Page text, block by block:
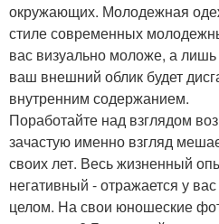
окружающих. Молодежная
стиле современных
вас визуально моложе, а лишь
ваш внешний облик будет
внутренним содержанием.
Поработайте над взглядом
зачастую именно взгляд
своих лет. Весь жизненный
негативный - отражается у
целом. На свои юношеские